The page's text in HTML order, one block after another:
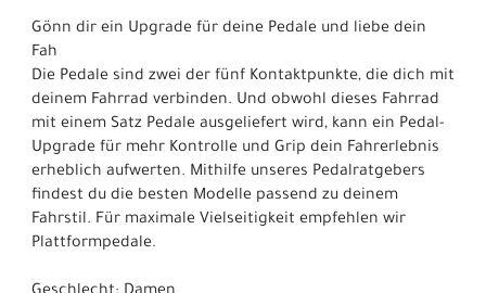
Gönn dir ein Upgrade für deine Pedale und liebe dein
Fah
Die Pedale sind zwei der fünf Kontaktpunkte, die dich mit
deinem Fahrrad verbinden. Und obwohl dieses Fahrrad
mit einem Satz Pedale ausgeliefert wird, kann ein Pedal-
Upgrade für mehr Kontrolle und Grip dein Fahrerlebnis
erheblich aufwerten. Mithilfe unseres Pedalratgebers
findest du die besten Modelle passend zu deinem
Fahrstil. Für maximale Vielseitigkeit empfehlen wir
Plattformpedale.